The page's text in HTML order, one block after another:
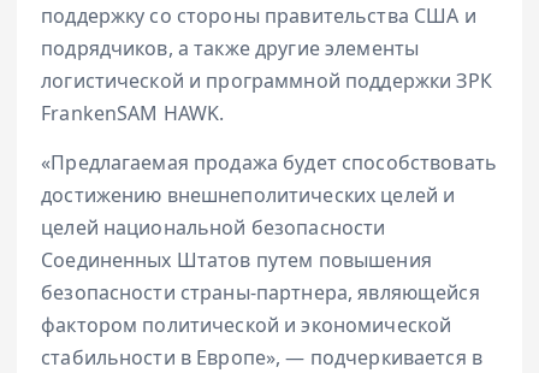
поддержку со стороны правительства США и
подрядчиков, а также другие элементы
логистической и программной поддержки ЗРК
FrankenSAM HAWK.
«Предлагаемая продажа будет способствовать
достижению внешнеполитических целей и
целей национальной безопасности
Соединенных Штатов путем повышения
безопасности страны-партнера, являющейся
фактором политической и экономической
стабильности в Европе», — подчеркивается в